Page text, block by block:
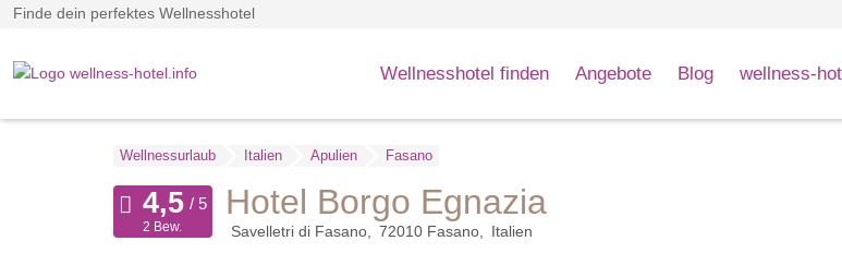
Finde dein perfektes Wellnesshotel
Wellnesshotel finden Angebote Blog wellness-
Wellnessurlaub Italien Apulien Fasano
Hotel Borgo Egnazia
Savelletri di Fasano 72010 Fasano Italien
2 Bew.